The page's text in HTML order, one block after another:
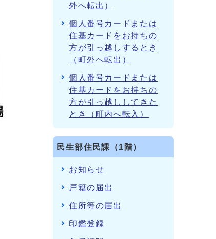
外へ転出）
個人番号カードまたは
住基カードをお持ちの
方が引っ越しするとき
（町外へ転出）
個人番号カードまたは
住基カードをお持ちの
方が引っ越ししてきた
とき（町内へ転入）
民生部住民課（1階）
お知らせ
戸籍の届出
住所等の届出
印鑑登録